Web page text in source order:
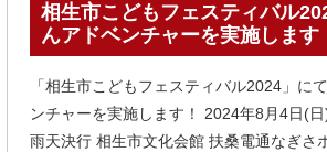
相生市こどもフェスティバル
んアドベンチャーを実施します
「相生市こどもフェスティバル2024」に
ンチャーを実施します！ 2024年8月4日
雨天決行 相生市文化会館 扶桑電通なぎさ